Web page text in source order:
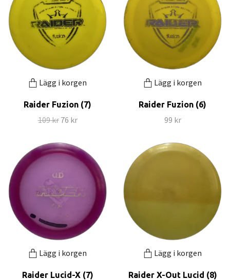
Lägg i korgen
Raider Fuzion (7)
109 kr 76 kr
Lägg i korgen
Raider Fuzion (6)
99 kr
Lägg i korgen
Raider Lucid-X (7)
Lägg i korgen
Raider X-Out Lucid (8)